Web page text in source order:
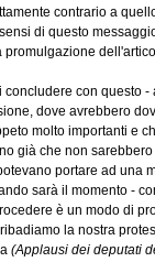
contrario a
di questo
con questo
dove avrebbero
molto importanti e
già che non
portare ad una
sarà il momento -
è un modo di
la nostra
(Applausi dei deputati